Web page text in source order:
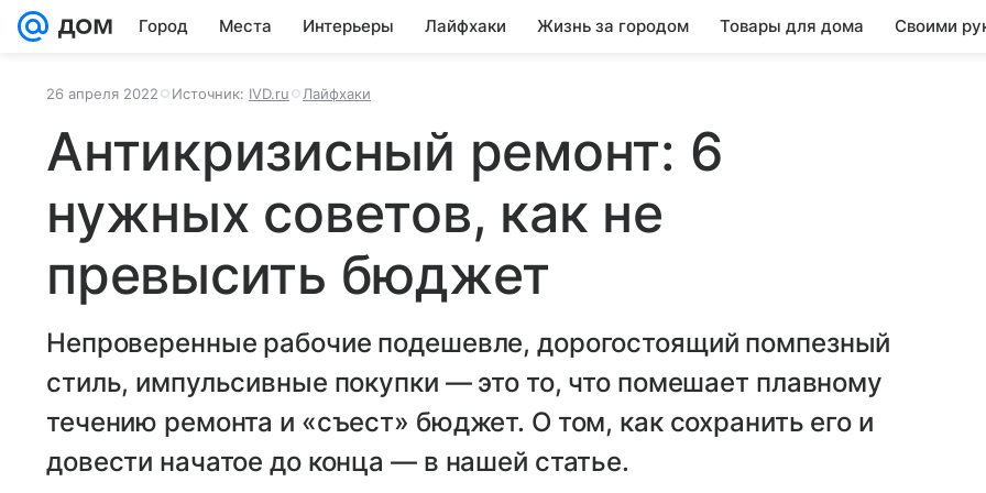
Город Места Интерьеры Лайфхаки Жизнь за городом Товары для дома Своими
26 апреля 2022 Источник: IVD.ru Лайфхаки
Антикризисный ремонт: 6
нужных советов, как не
превысить бюджет
Непроверенные рабочие подешевле, дорогостоящий помпезный
стиль, импульсивные покупки — это то, что помешает плавному
течению ремонта и «съест» бюджет. О том, как сохранить его и
довести начатое до конца — в нашей статье.